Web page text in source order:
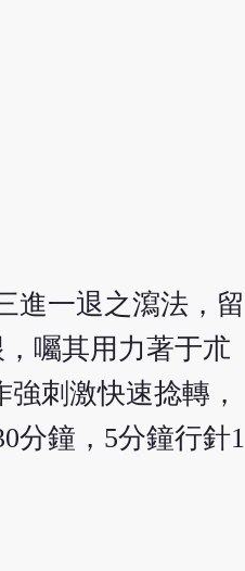
進一退之瀉法，留
囑其用力著于朮
刺激快速捻轉，
分鐘，5分鐘行針1